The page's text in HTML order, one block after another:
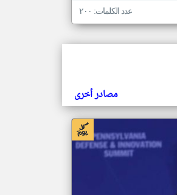
عدد الكلمات: ٢٠٠
مصادر أخرى